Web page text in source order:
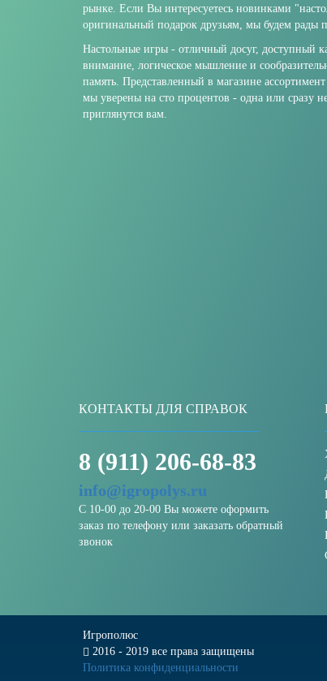
рынке. Если Вы интересуетесь новинками
оригинальный подарок друзьям, мы будем рады
Настольные игры - отличный досуг, доступный
внимание, логическое мышление и
память. Представленный в магазине
мы уверены на сто процентов - одна или сразу
приглянутся вам.
КОНТАКТЫ ДЛЯ СПРАВОК
8 (911) 206-68-83
info@igropolys.ru
С 10-00 до 20-00 Вы можете оформить
заказ по телефону или заказать обратный
звонок
Игрополюс
2016 - 2019 все права защищены
Политика конфиденциальности